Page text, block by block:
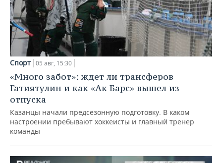
Спорт 05 авг, 15:30
«Много забот»: ждет ли трансферов
Гатиятулин и как «Ак Барс» вышел из
отпуска
Казанцы начали предсезонную подготовку. В каком
настроении пребывают хоккеисты и главный тренер
команды